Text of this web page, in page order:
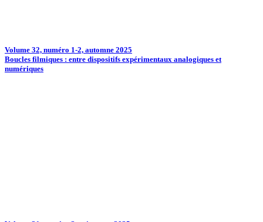
Volume 32, numéro 1-2, automne 2025
Boucles filmiques : entre dispositifs expérimentaux analogiques et
numériques